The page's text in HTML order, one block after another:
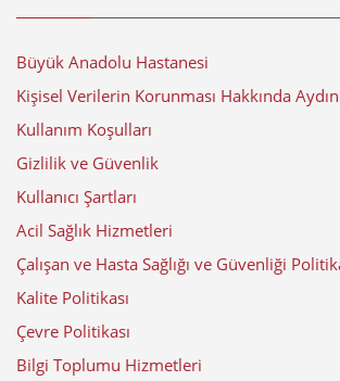
Büyük Anadolu Hastanesi
Kişisel Verilerin Korunması Hakkında
Kullanım Koşulları
Gizlilik ve Güvenlik
Kullanıcı Şartları
Acil Sağlık Hizmetleri
Çalışan ve Hasta Sağlığı ve Güvenliği
Kalite Politikası
Çevre Politikası
Bilgi Toplumu Hizmetleri